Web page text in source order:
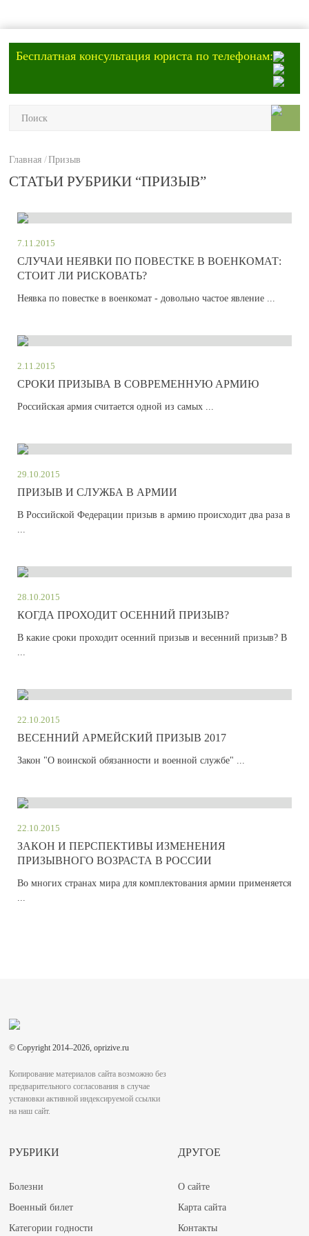
Бесплатная консультация юриста по телефонам:
Главная Призыв
СТАТЬИ РУБРИКИ “ПРИЗЫВ”
7.11.2015
СЛУЧАИ НЕЯВКИ ПО ПОВЕСТКЕ В ВОЕНКОМАТ:
СТОИТ ЛИ РИСКОВАТЬ?
Неявка по повестке в военкомат - довольно частое явление ...
2.11.2015
СРОКИ ПРИЗЫВА В СОВРЕМЕННУЮ АРМИЮ
Российская армия считается одной из самых ...
29.10.2015
ПРИЗЫВ И СЛУЖБА В АРМИИ
В Российской Федерации призыв в армию происходит два раза в
...
28.10.2015
КОГДА ПРОХОДИТ ОСЕННИЙ ПРИЗЫВ?
В какие сроки проходит осенний призыв и весенний призыв? В
...
22.10.2015
ВЕСЕННИЙ АРМЕЙСКИЙ ПРИЗЫВ 2017
Закон "О воинской обязанности и военной службе" ...
22.10.2015
ЗАКОН И ПЕРСПЕКТИВЫ ИЗМЕНЕНИЯ
ПРИЗЫВНОГО ВОЗРАСТА В РОССИИ
Во многих странах мира для комплектования армии применяется
...
© Copyright 2014–2026, oprizive.ru
Копирование материалов сайта возможно без
предварительного согласования в случае
установки активной индексируемой ссылки
на наш сайт.
ДРУГОЕ
О сайте
Карта сайта
Контакты
РУБРИКИ
Болезни
Военный билет
Категории годности